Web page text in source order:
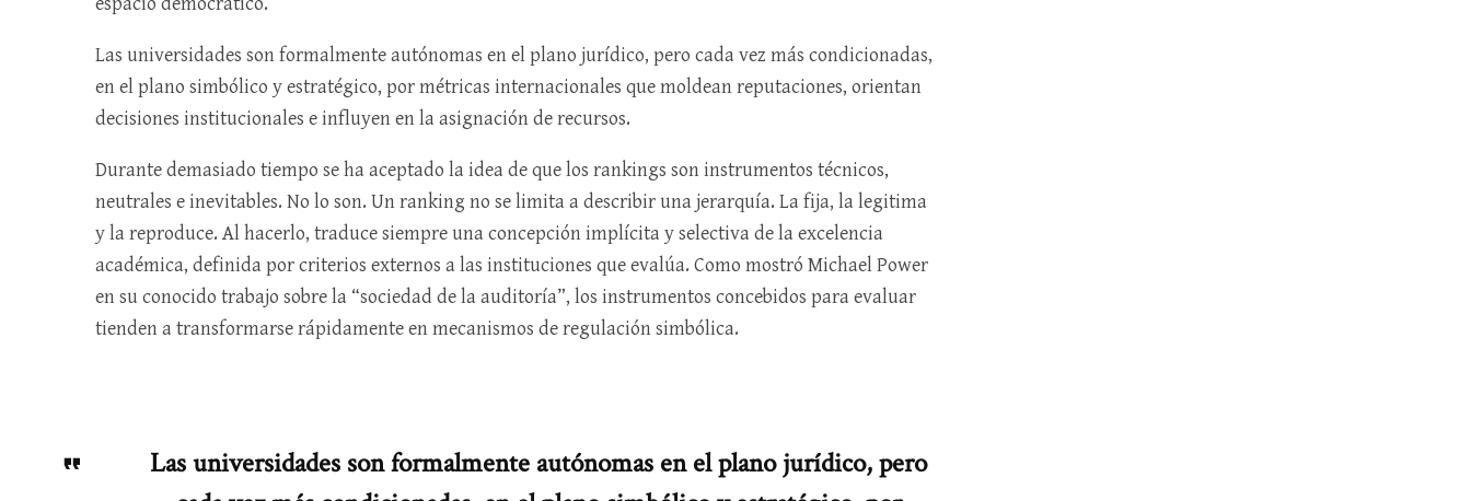
Las universidades son formalmente autónomas en el plano jurídico, pero cada vez más condicionadas,
en el plano simbólico y estratégico, por métricas internacionales que moldean reputaciones, orientan
decisiones institucionales e influyen en la asignación de recursos.
Durante demasiado tiempo se ha aceptado la idea de que los rankings son instrumentos técnicos,
neutrales e inevitables. No lo son. Un ranking no se limita a describir una jerarquía. La fija, la legitima
y la reproduce. Al hacerlo, traduce siempre una concepción implícita y selectiva de la excelencia
académica, definida por criterios externos a las instituciones que evalúa. Como mostró Michael Power
en su conocido trabajo sobre la “sociedad de la auditoría”, los instrumentos concebidos para evaluar
tienden a transformarse rápidamente en mecanismos de regulación simbólica.
Las universidades son formalmente autónomas en el plano jurídico, pero